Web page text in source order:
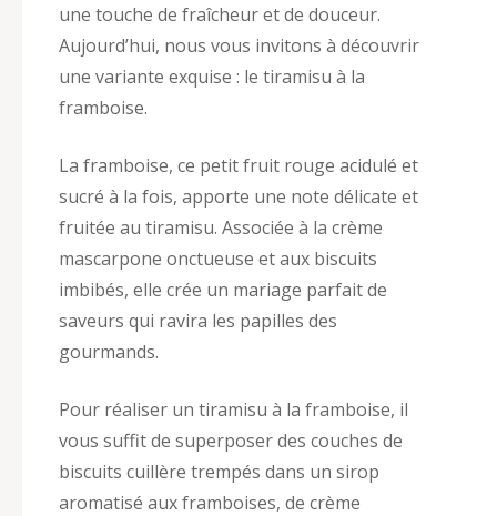
une touche de fraîcheur et de douceur.
Aujourd’hui, nous vous invitons à découvrir
une variante exquise : le tiramisu à la
framboise.
La framboise, ce petit fruit rouge acidulé et
sucré à la fois, apporte une note délicate et
fruitée au tiramisu. Associée à la crème
mascarpone onctueuse et aux biscuits
imbibés, elle crée un mariage parfait de
saveurs qui ravira les papilles des
gourmands.
Pour réaliser un tiramisu à la framboise, il
vous suffit de superposer des couches de
biscuits cuillère trempés dans un sirop
aromatisé aux framboises, de crème